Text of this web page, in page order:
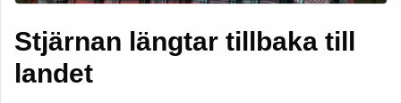
Stjärnan längtar tillbaka till
landet